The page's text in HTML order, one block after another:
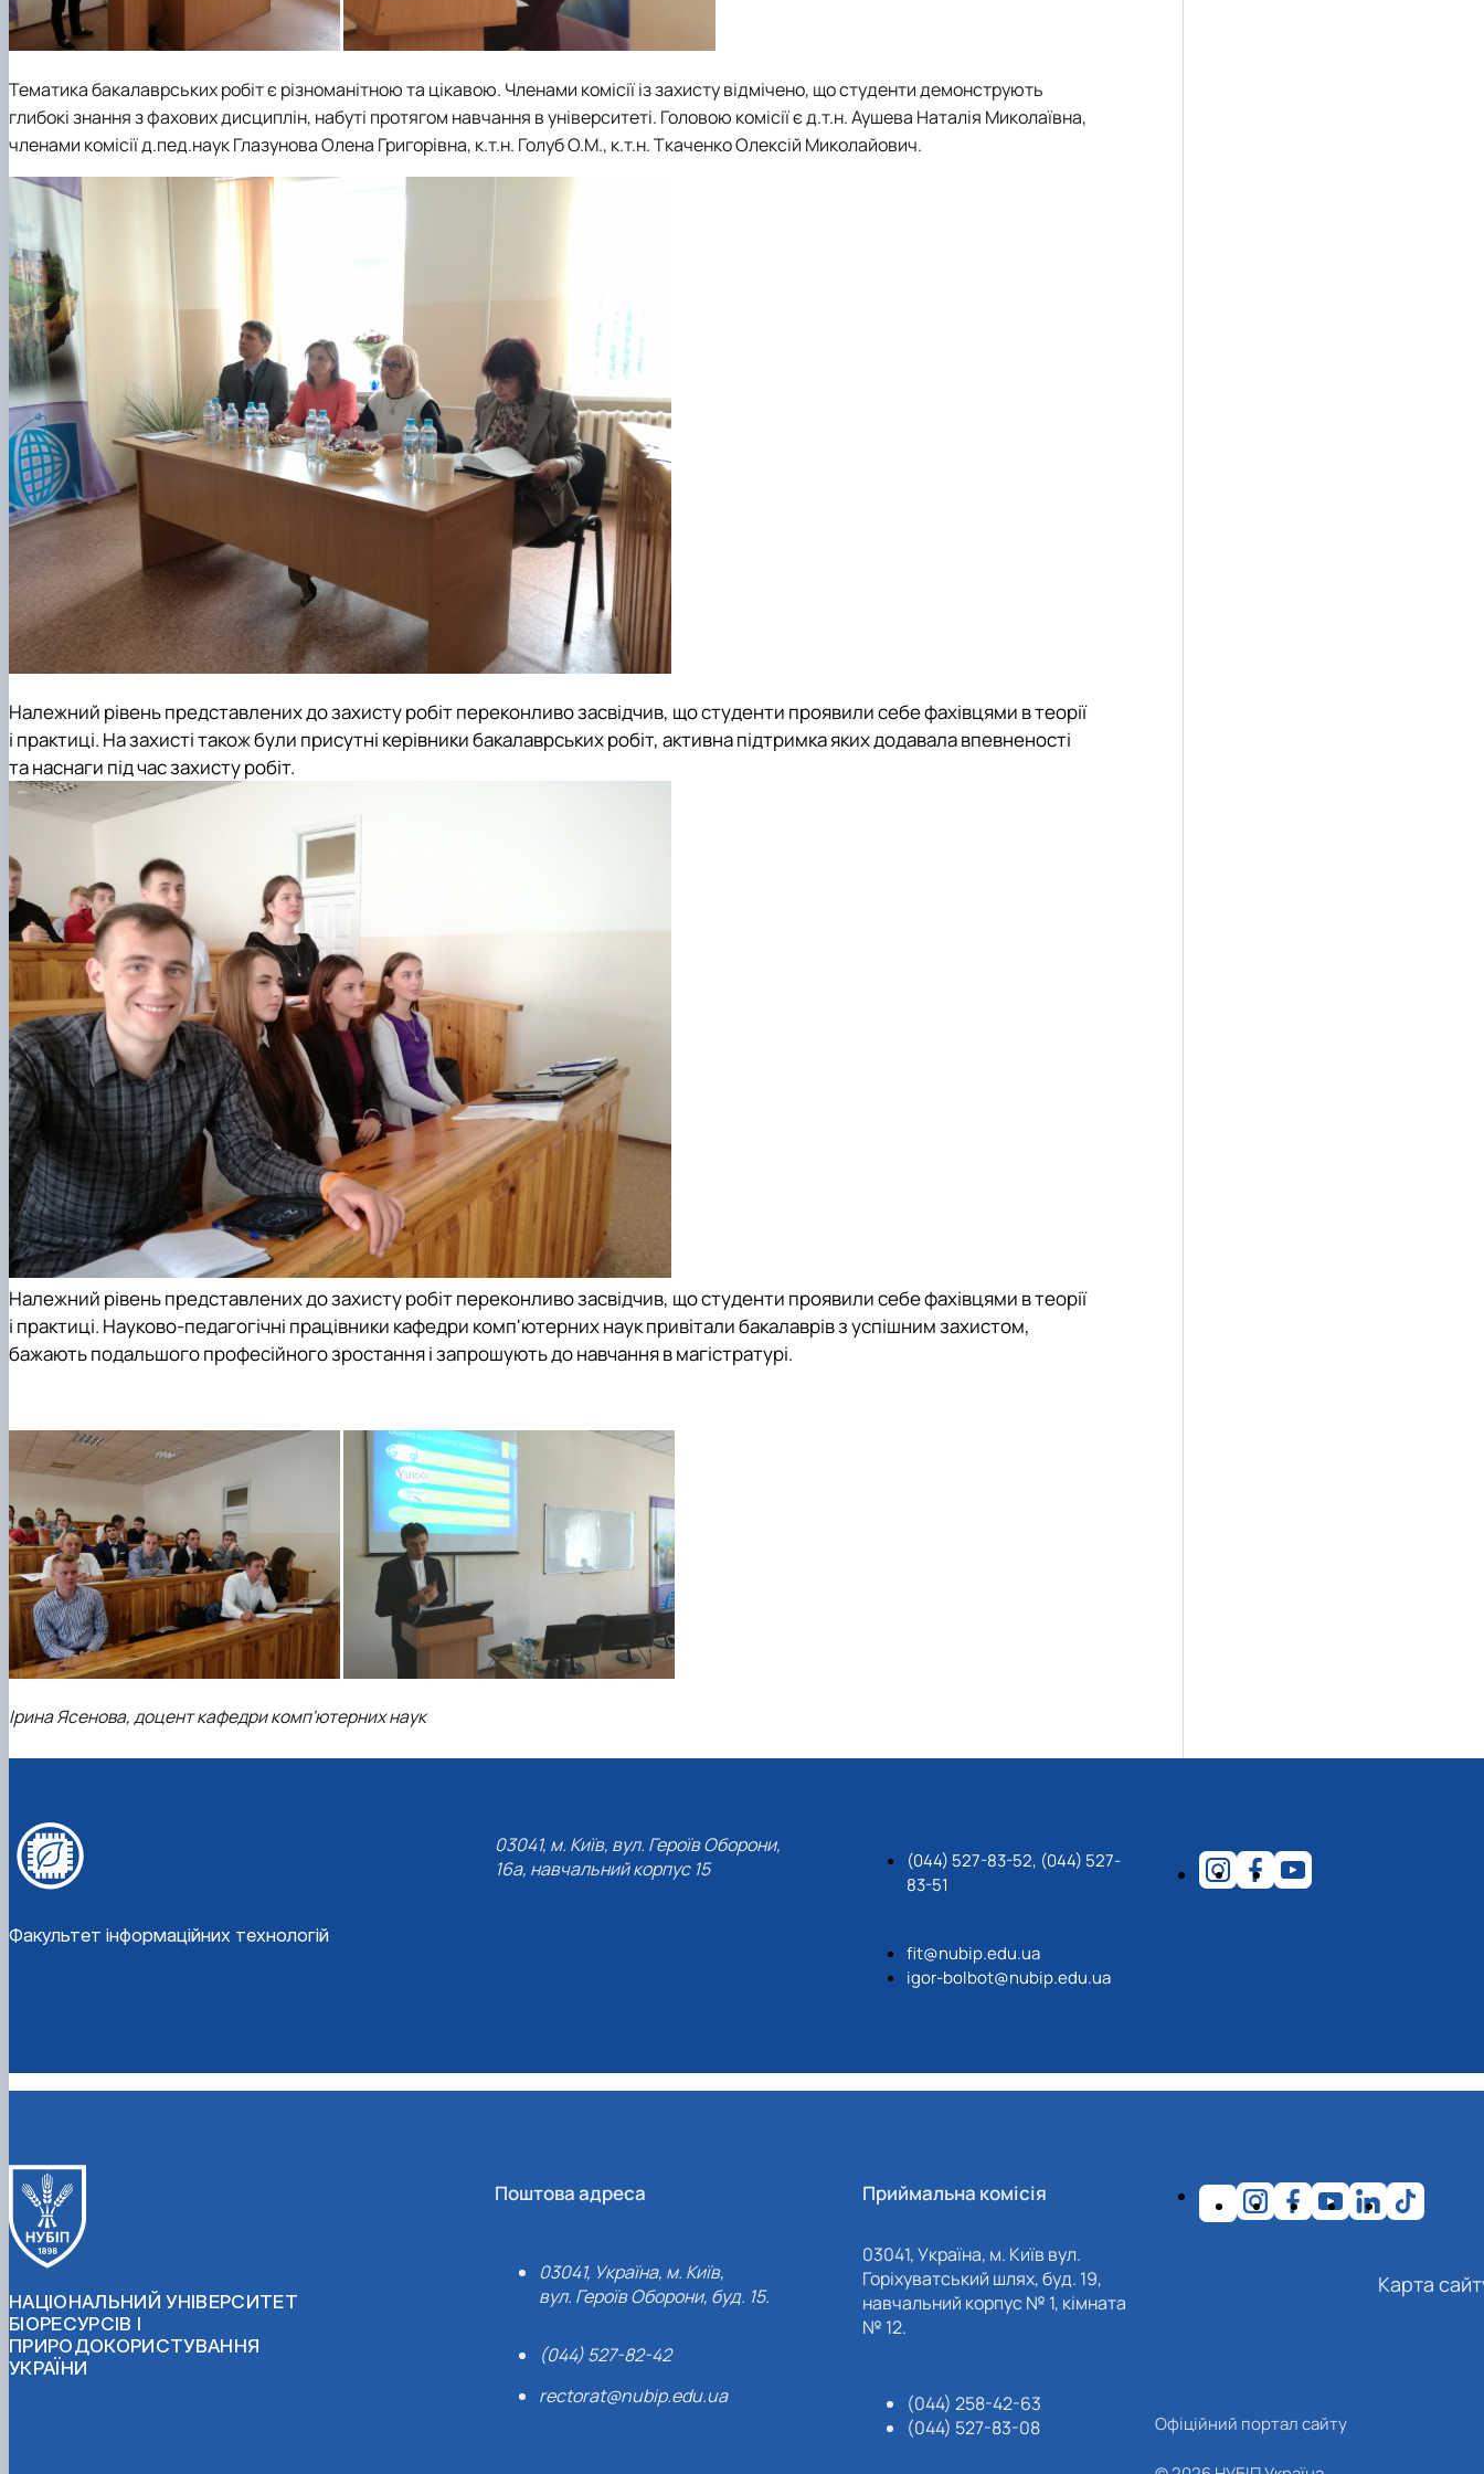
Тематика бакалаврських робіт є різноманітною та цікавою. Членами комісії із захисту відмічено, що студенти демонструють
глибокі знання з фахових дисциплін, набуті протягом навчання в університеті. Головою комісії є д.т.н. Аушева Наталія Миколаївна,
членами комісії д.пед.наук Глазунова Олена Григорівна, к.т.н. Голуб О.М., к.т.н. Ткаченко Олексій Миколайович.
Належний рівень представлених до захисту робіт переконливо засвідчив, що студенти проявили себе фахівцями в теорії
і практиці. На захисті також були присутні керівники бакалаврських робіт, активна підтримка яких додавала впевненості
та наснаги під час захисту робіт.
Належний рівень представлених до захисту робіт переконливо засвідчив, що студенти проявили себе фахівцями в теорії
і практиці. Науково-педагогічні працівники кафедри комп'ютерних наук привітали бакалаврів з успішним захистом,
бажають подальшого професійного зростання і запрошують до навчання в магістратурі.
Ірина Ясенова, доцент кафедри комп'ютерних наук
Факультет інформаційних технологій
03041, м. Київ, вул. Героїв Оборони,
16а, навчальний корпус 15
(044) 527-83-52, (044) 527-
83-51
fit@nubip.edu.ua
igor-bolbot@nubip.edu.ua
НАЦІОНАЛЬНИЙ УНІВЕРСИТЕТ
БІОРЕСУРСІВ І
ПРИРОДОКОРИСТУВАННЯ
УКРАЇНИ
Поштова адреса
03041, Україна, м. Київ,
вул. Героїв Оборони, буд. 15.
(044) 527-82-42
rectorat@nubip.edu.ua
Приймальна комісія
03041, Україна, м. Київ вул.
Горіхуватський шлях, буд. 19,
навчальний корпус № 1, кімната
№ 12.
(044) 258-42-63
(044) 527-83-08
Карта
Офіційний портал сайту